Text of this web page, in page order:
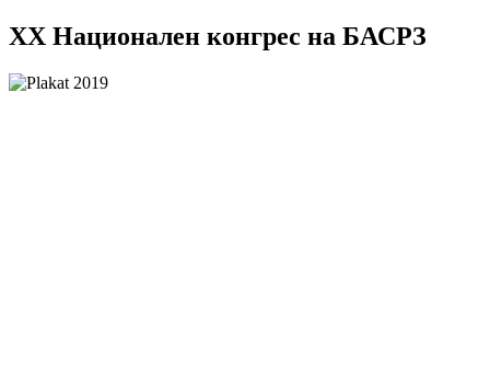
XX Национален конгрес на БАСРЗ